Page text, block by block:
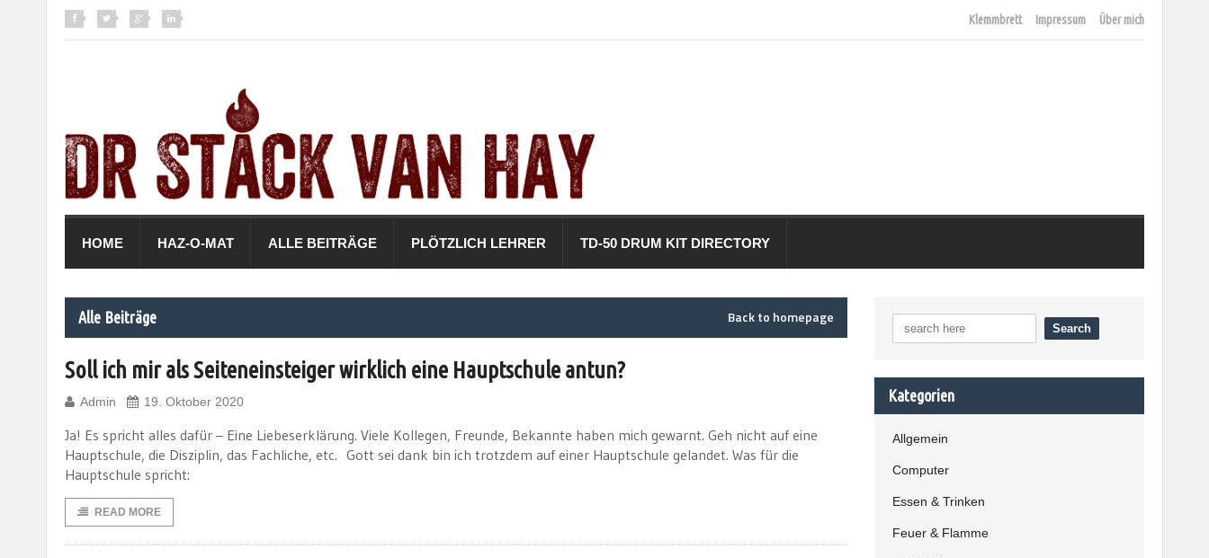
Klemmbrett Impressum Über mich
HOME HAZ-O-MAT ALLE BEITRÄGE PLÖTZLICH LEHRER TD-50 DRUM KIT DIRECTORY
Alle Beiträge Back to homepage
Soll ich mir als Seiteneinsteiger wirklich eine Hauptschule antun?
Admin 19. Oktober 2020
Ja! Es spricht alles dafür – Eine Liebeserklärung. Viele Kollegen, Freunde, Bekannte haben mich gewarnt. Geh nicht auf eine
Hauptschule, die Disziplin, das Fachliche, etc. Gott sei dank bin ich trotzdem auf einer Hauptschule gelandet. Was für die
Hauptschule spricht:
READ MORE
Kategorien
Allgemein
Computer
Essen & Trinken
Feuer & Flamme